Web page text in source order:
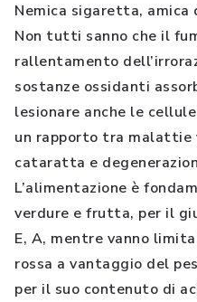
Nemica sigaretta, amica
Non tutti sanno che il
rallentamento
sostanze ossidanti
lesionare anche le
un rapporto tra malattie
cataratta e
L’alimentazione è
verdure e frutta, per il
E, A, mentre vanno
rossa a vantaggio del
per il suo contenuto di